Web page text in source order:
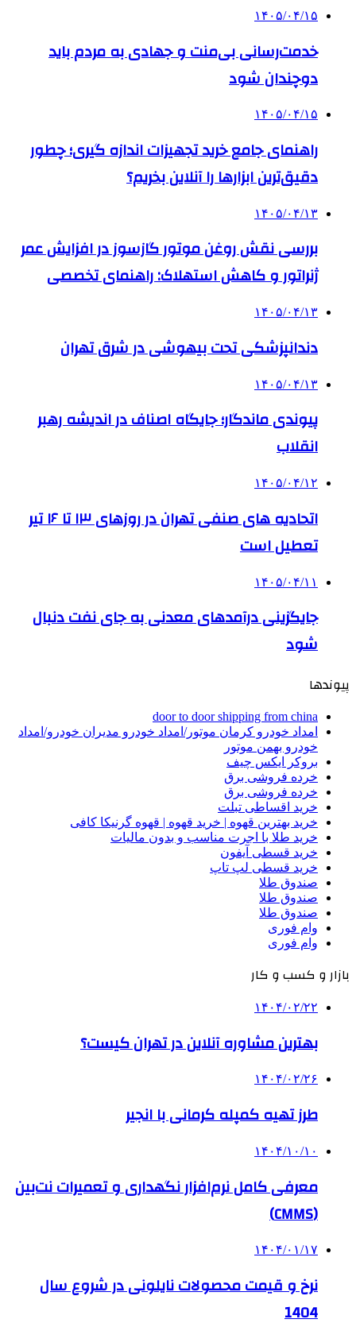
۱۴۰۵/۰۴/۱۵
خدمت‌رسانی بی‌منت و جهادی به مردم باید
دوچندان شود
۱۴۰۵/۰۴/۱۵
راهنمای جامع خرید تجهیزات اندازه گیری؛ چطور
دقیق‌ترین ابزارها را آنلاین بخریم؟
۱۴۰۵/۰۴/۱۳
بررسی نقش روغن موتور گازسوز در افزایش عمر
ژنراتور و کاهش استهلاک: راهنمای تخصصی
۱۴۰۵/۰۴/۱۳
دندانپزشکی تحت بیهوشی در شرق تهران
۱۴۰۵/۰۴/۱۳
پیوندی ماندگار؛ جایگاه اصناف در اندیشه رهبر
انقلاب
۱۴۰۵/۰۴/۱۲
اتحادیه های صنفی تهران در روزهای ۱۳ تا ۱۶ تیر
تعطیل است
۱۴۰۵/۰۴/۱۱
جایگزینی درآمدهای معدنی به جای نفت دنبال
شود
پیوندها
door to door shipping from china
امداد خودرو کرمان موتور/امداد خودرو مدیران خودرو/امداد
خودرو بهمن موتور
بروکر ایکس چیف
خرده فروشی برق
خرده فروشی برق
خرید اقساطی تبلت
خرید بهترین قهوه | خرید قهوه | قهوه گرنیکا کافی
خرید طلا با اجرت مناسب و بدون مالیات
خرید قسطی آیفون
خرید قسطی لپ تاپ
صندوق طلا
صندوق طلا
صندوق طلا
وام فوری
وام فوری
بازار و کسب و کار
۱۴۰۴/۰۲/۲۲
بهترین مشاوره آنلاین در تهران کیست؟
۱۴۰۴/۰۲/۲۶
طرز تهیه کمپله کرمانی با انجیر
۱۴۰۴/۱۰/۱۰
معرفی کامل نرم‌افزار نگهداری و تعمیرات نت‌بین
(CMMS)
۱۴۰۴/۰۱/۱۷
نرخ و قیمت محصولات نایلونی در شروع سال
1404